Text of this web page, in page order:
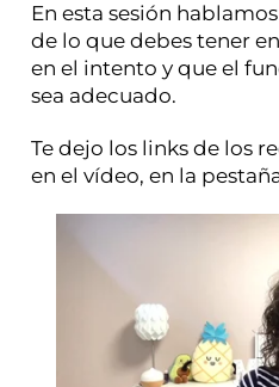
En esta sesión
de lo que debes tener
en el intento y que el
sea adecuado.
Te dejo los links de los
en el vídeo, en la